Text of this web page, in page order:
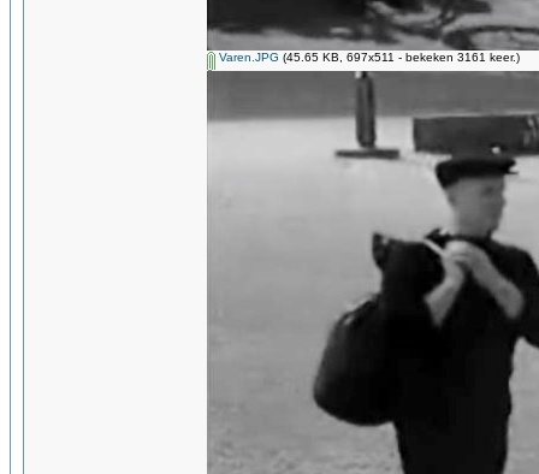
Varen.JPG (45.65 KB, 697x511 - bekeken 3161 keer.)